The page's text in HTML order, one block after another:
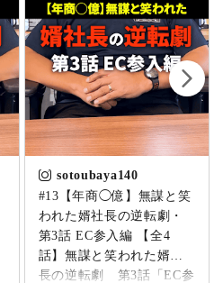
sotoubaya140
#13【年商◯億】無謀と笑
われた婿社長の逆転劇・
第3話 EC参入編 【全4
話】無謀と笑われた婿社
長の逆転劇 第3話「EC参